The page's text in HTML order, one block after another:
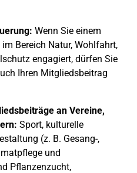
Wenn Sie einem
Bereich Natur, Wohlfahrt,
engagiert, dürfen Sie
Ihren Mitgliedsbeitrag
an Vereine,
Sport, kulturelle
(z. B. Gesang-,
und
Pflanzenzucht,